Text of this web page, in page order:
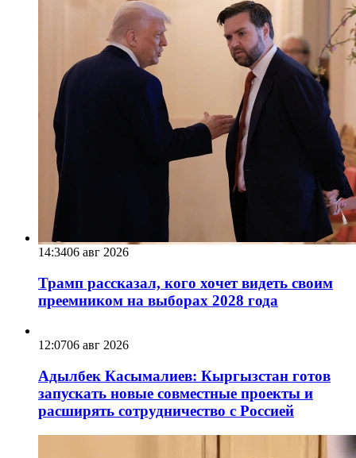
14:3406 авг 2026
Трамп рассказал, кого хочет видеть своим
преемником на выборах 2028 года
12:0706 авг 2026
Адылбек Касымалиев: Кыргызстан готов
запускать новые совместные проекты и
расширять сотрудничество с Россией